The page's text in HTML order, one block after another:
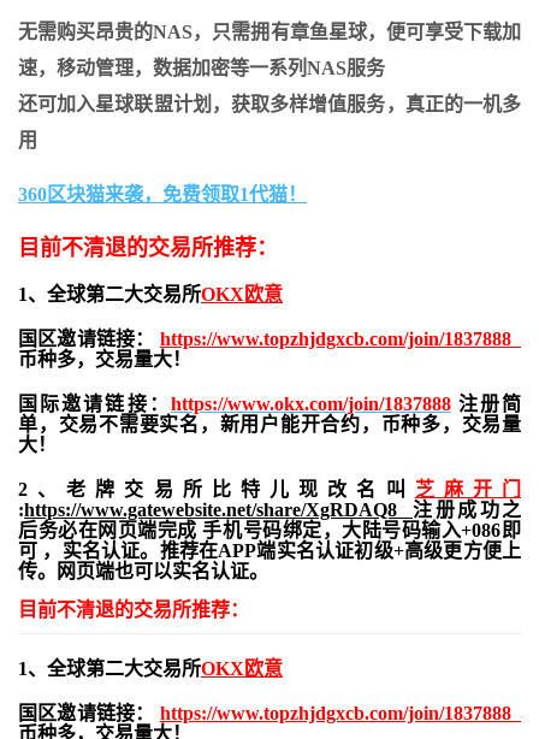
无需购买昂贵的NAS，只需拥有章鱼星球，便可享受下载加
速，移动管理，数据加密等一系列NAS服务
还可加入星球联盟计划，获取多样增值服务，真正的一机多
用
360区块猫来袭，免费领取1代猫！
目前不清退的交易所推荐：
1、全球第二大交易所OKX欧意
国区邀请链接： https://www.topzhjdgxcb.com/join/1837888
币种多，交易量大！
国际邀请链接： https://www.okx.com/join/1837888注册简
单，交易不需要实名，新用户能开合约， 币种多，交易量
大！
2、老牌交易所比特儿现改名叫 芝麻开门
:https://www.gatewebsite.net/share/XgRDAQ8 注册成功之
后务必在网页端完成 手机号码绑定，大陆号码输入+086即
可 ，实名认证。推荐在APP端实名认证初级+高级更方便上
传。网页端也可以实名认证。
目前不清退的交易所推荐：
1、全球第二大交易所OKX欧意
国区邀请链接： https://www.topzhjdgxcb.com/join/1837888
币种多，交易量大！